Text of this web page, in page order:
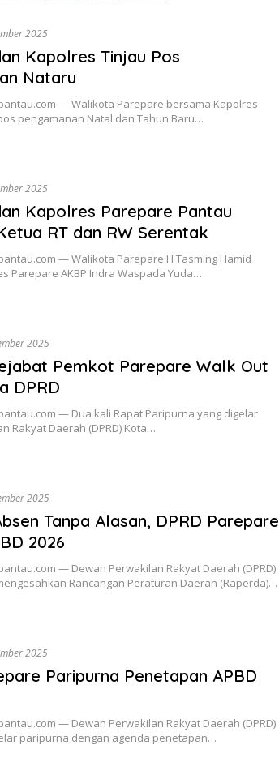
2025
Kapolres Tinjau Pos
Nataru
— Walikota Parepare bersama Kapolres
pengamanan Natal dan Tahun Baru…
2025
Kapolres Parepare Pantau
RT dan RW Serentak
— Walikota Parepare H Tasming Hamid
Parepare AKBP Indra Waspada Yuda…
2025
Pemkot Parepare Walk Out
DPRD
— Dua kali Rapat Paripurna yang digelar
Rakyat Daerah (DPRD) Kota…
2025
Tanpa Alasan, DPRD Parepare
2026
— Dewan Perwakilan Rakyat Daerah (DPRD)
Rancangan Peraturan Daerah (Raperda)…
2025
Paripurna Penetapan APBD
— Dewan Perwakilan Rakyat Daerah (DPRD)
paripurna dengan agenda penetapan…